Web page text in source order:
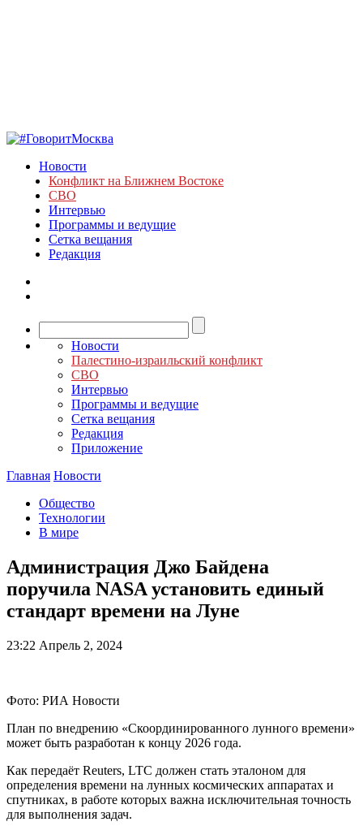
Новости
Конфликт на Ближнем Востоке
СВО
Интервью
Программы и ведущие
Сетка вещания
Редакция
Новости
Палестино-израильский конфликт
СВО
Интервью
Программы и ведущие
Сетка вещания
Редакция
Приложение
Главная Новости
Общество
Технологии
В мире
Администрация Джо Байдена
поручила NASA установить единый
стандарт времени на Луне
23:22 Апрель 2, 2024
Фото: РИА Новости
План по внедрению «Скоординированного лунного времени»
может быть разработан к концу 2026 года.
Как передаёт Reuters, LTC должен стать эталоном для
определения времени на лунных космических аппаратах и
спутниках, в работе которых важна исключительная точность
для выполнения задач.